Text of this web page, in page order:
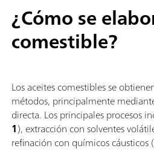
¿Cómo se
comestible?
Los aceites comestibles se
métodos, principalmente
directa. Los principales procesos
1), extracción con solventes
refinación con químicos cáusticos